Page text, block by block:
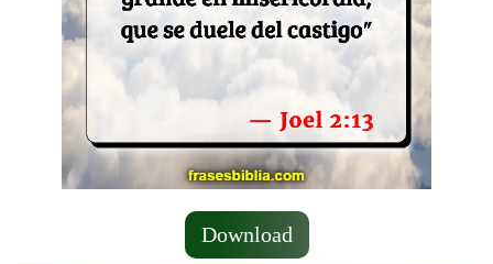
Download